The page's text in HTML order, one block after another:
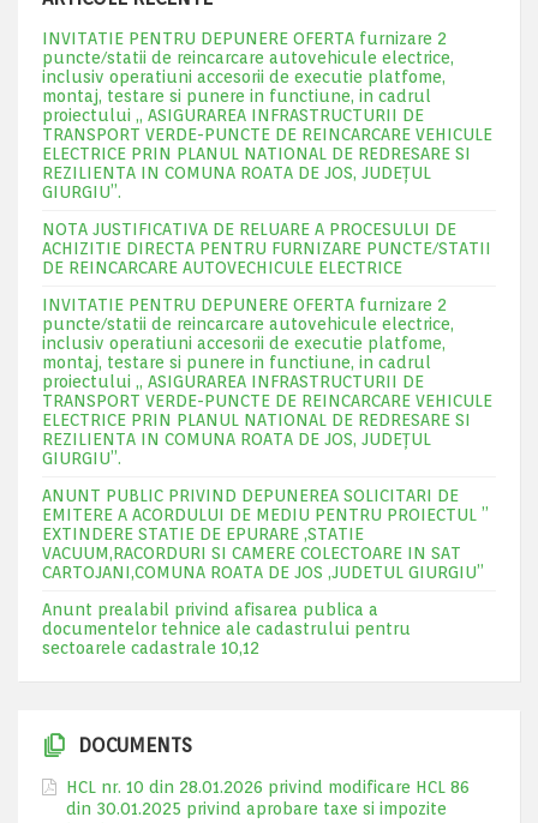
INVITATIE PENTRU DEPUNERE OFERTA furnizare 2
puncte/statii de reincarcare autovehicule electrice,
inclusiv operatiuni accesorii de executie platfome,
montaj, testare si punere in functiune, in cadrul
proiectului „ ASIGURAREA INFRASTRUCTURII DE
TRANSPORT VERDE-PUNCTE DE REINCARCARE VEHICULE
ELECTRICE PRIN PLANUL NATIONAL DE REDRESARE SI
REZILIENTA IN COMUNA ROATA DE JOS, JUDEŢUL
GIURGIU”.
NOTA JUSTIFICATIVA DE RELUARE A PROCESULUI DE
ACHIZITIE DIRECTA PENTRU FURNIZARE PUNCTE/STATII
DE REINCARCARE AUTOVECHICULE ELECTRICE
INVITATIE PENTRU DEPUNERE OFERTA furnizare 2
puncte/statii de reincarcare autovehicule electrice,
inclusiv operatiuni accesorii de executie platfome,
montaj, testare si punere in functiune, in cadrul
proiectului „ ASIGURAREA INFRASTRUCTURII DE
TRANSPORT VERDE-PUNCTE DE REINCARCARE VEHICULE
ELECTRICE PRIN PLANUL NATIONAL DE REDRESARE SI
REZILIENTA IN COMUNA ROATA DE JOS, JUDEŢUL
GIURGIU”.
ANUNT PUBLIC PRIVIND DEPUNEREA SOLICITARI DE
EMITERE A ACORDULUI DE MEDIU PENTRU PROIECTUL ”
EXTINDERE STATIE DE EPURARE ,STATIE
VACUUM,RACORDURI SI CAMERE COLECTOARE IN SAT
CARTOJANI,COMUNA ROATA DE JOS ,JUDETUL GIURGIU”
Anunt prealabil privind afisarea publica a
documentelor tehnice ale cadastrului pentru
sectoarele cadastrale 10,12
DOCUMENTS
HCL nr. 10 din 28.01.2026 privind modificare HCL 86
din 30.01.2025 privind aprobare taxe si impozite